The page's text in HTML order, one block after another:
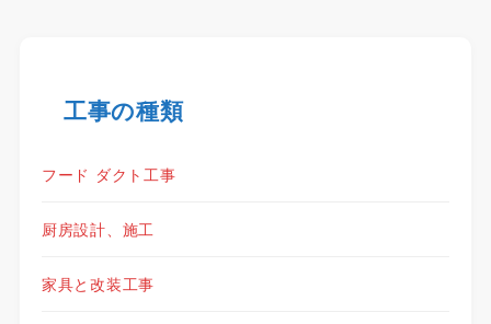
工事の種類
フード ダクト工事
厨房設計、施工
家具と改装工事